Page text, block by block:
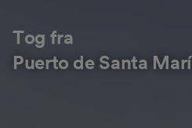
Tog fra
Puerto de Santa